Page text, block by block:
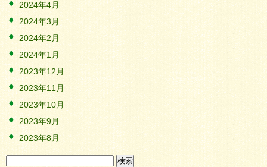
2024年4月
2024年3月
2024年2月
2024年1月
2023年12月
2023年11月
2023年10月
2023年9月
2023年8月
検